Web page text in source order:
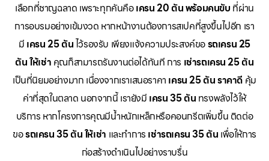
เลือกที่ชาญฉลาด เพราะทุกคันคือเครน 20 ตัน พร้อมคนขับ ที่ผ่าน
การอบรมอย่างเข้มงวด หากหน้างานต้องการสเปคที่สูงขึ้นไปอีก เรา
มี เครน 25 ตันไว้รองรับ เพียงแจ้งความประสงค์ขอรถเครน 25
ตัน ให้เช่า คุณก็สามารถรันงานต่อได้ทันที การ เช่ารถเครน 25 ตัน
เป็นที่นิยมอย่างมาก เนื่องจากเราเสนอราคา เครน 25 ตัน ราคาดี คุ้ม
ค่าที่สุดในตลาด นอกจากนี้ เรายังมี เครน 35 ตัน ทรงพลังไว้ให้
บริการ หากโครงการคุณมีน้ำหนักเหล็กหรือคอนกรีตเพิ่มขึ้น ติดต่อ
ขอรถเครน 35 ตัน ให้เช่า และทำการ เช่ารถเครน 35 ตัน เพื่อให้การ
ก่อสร้างดำเนินไปอย่างราบรื่น